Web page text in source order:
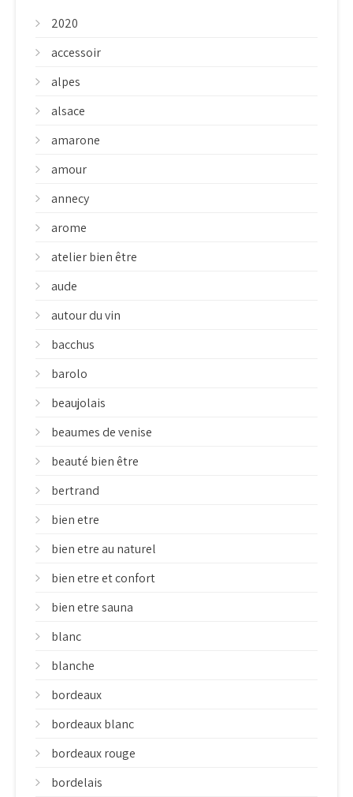
2020
accessoir
alpes
alsace
amarone
amour
annecy
arome
atelier bien être
aude
autour du vin
bacchus
barolo
beaujolais
beaumes de venise
beauté bien être
bertrand
bien etre
bien etre au naturel
bien etre et confort
bien etre sauna
blanc
blanche
bordeaux
bordeaux blanc
bordeaux rouge
bordelais